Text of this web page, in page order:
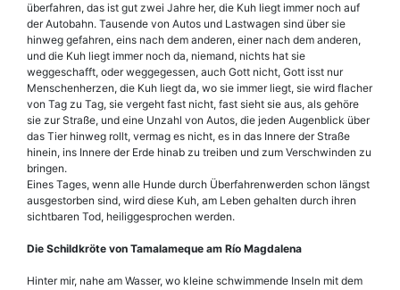
überfahren, das ist gut zwei Jahre her, die Kuh liegt immer noch auf
der Autobahn. Tausende von Autos und Lastwagen sind über sie
hinweg gefahren, eins nach dem anderen, einer nach dem anderen,
und die Kuh liegt immer noch da, niemand, nichts hat sie
weggeschafft, oder weggegessen, auch Gott nicht, Gott isst nur
Menschenherzen, die Kuh liegt da, wo sie immer liegt, sie wird flacher
von Tag zu Tag, sie vergeht fast nicht, fast sieht sie aus, als gehöre
sie zur Straße, und eine Unzahl von Autos, die jeden Augenblick über
das Tier hinweg rollt, vermag es nicht, es in das Innere der Straße
hinein, ins Innere der Erde hinab zu treiben und zum Verschwinden zu
bringen.
Eines Tages, wenn alle Hunde durch Überfahrenwerden schon längst
ausgestorben sind, wird diese Kuh, am Leben gehalten durch ihren
sichtbaren Tod, heiliggesprochen werden.
Die Schildkröte von Tamalameque am Río Magdalena
Hinter mir, nahe am Wasser, wo kleine schwimmende Inseln mit dem